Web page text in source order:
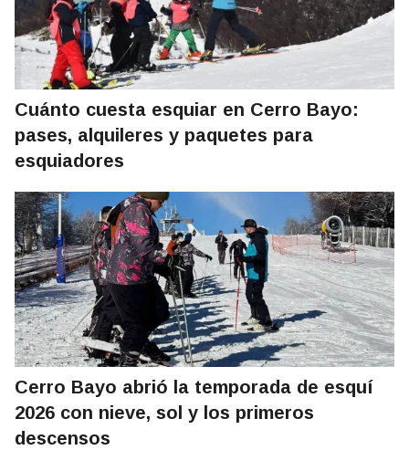
Cuánto cuesta esquiar en Cerro Bayo:
pases, alquileres y paquetes para
esquiadores
Cerro Bayo abrió la temporada de esquí
2026 con nieve, sol y los primeros
descensos